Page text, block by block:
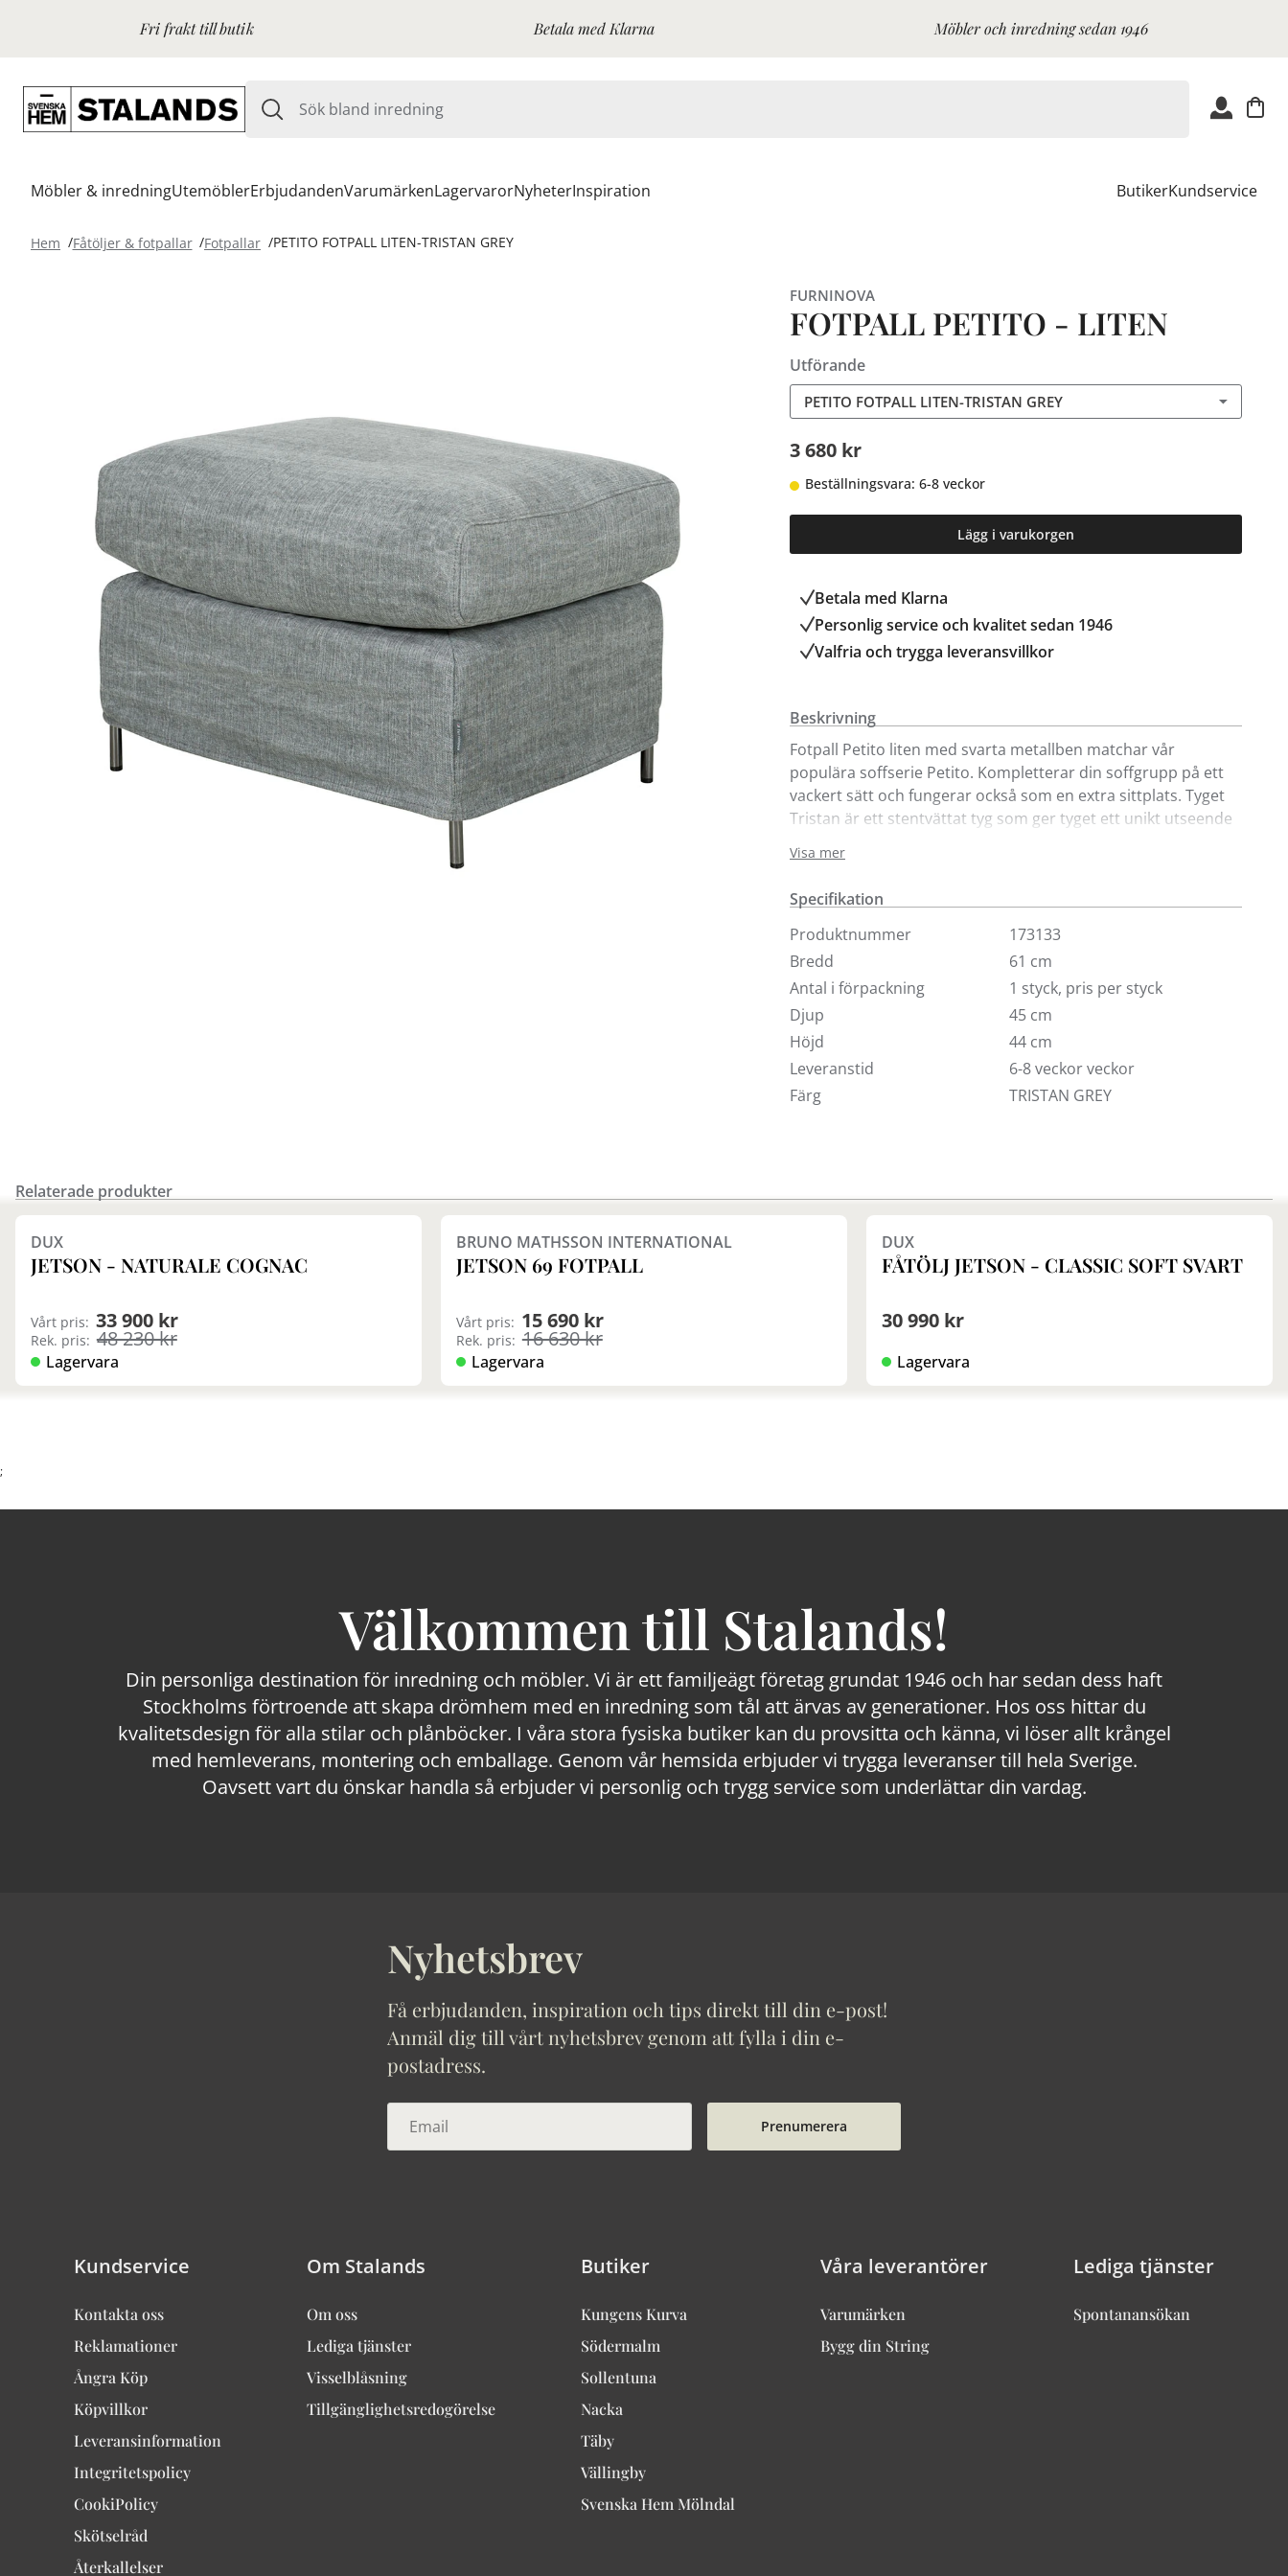
Fri frakt till butik Betala med Klarna Möbler och inredning sedan 1946
Möbler & inredningUtemöblerErbjudandenVarumärkenLagervarorNyheterInspiration ButikerKundservice
Hem Fåtöljer & fotpallar Fotpallar PETITO FOTPALL LITEN-TRISTAN GREY
FURNINOVA
FOTPALL PETITO - LITEN
Utförande
PETITO FOTPALL LITEN-TRISTAN GREY
3 680 kr
Beställningsvara: 6-8 veckor
Lägg i varukorgen
Betala med Klarna
Personlig service och kvalitet sedan 1946
Valfria och trygga leveransvillkor
Beskrivning
Fotpall Petito liten med svarta metallben matchar vår
populära soffserie Petito. Kompletterar din soffgrupp på ett
vackert sätt och fungerar också som en extra sittplats. Tyget
Tristan är ett stentvättat tyg som ger tyget ett unikt utseende
tygets charm.
För andra tyger och klädslar är du varmt välkommen att
besöka någon av våra butiker.
Visa mer
Specifikation
Produktnummer
173133
Bredd
61 cm
Antal i förpackning
1 styck, pris per styck
Djup
45 cm
Höjd
44 cm
Leveranstid
6-8 veckor veckor
Färg
TRISTAN GREY
Relaterade produkter
DUX
JETSON - NATURALE COGNAC
Vårt pris: 33 900 kr
Rek. pris: 48 230 kr
Lagervara
BRUNO MATHSSON INTERNATIONAL
JETSON 69 FOTPALL
Vårt pris: 15 690 kr
Rek. pris: 16 630 kr
Lagervara
DUX
FÅTÖLJ JETSON - CLASSIC SOFT SVART
30 990 kr
Lagervara
;
Välkommen till Stalands!
Din personliga destination för inredning och möbler. Vi är ett familjeägt företag grundat 1946 och har sedan dess haft
Stockholms förtroende att skapa drömhem med en inredning som tål att ärvas av generationer. Hos oss hittar du
kvalitetsdesign för alla stilar och plånböcker. I våra stora fysiska butiker kan du provsitta och känna, vi löser allt krångel
med hemleverans, montering och emballage. Genom vår hemsida erbjuder vi trygga leveranser till hela Sverige.
Oavsett vart du önskar handla så erbjuder vi personlig och trygg service som underlättar din vardag.
Nyhetsbrev
Få erbjudanden, inspiration och tips direkt till din e-post!
Anmäl dig till vårt nyhetsbrev genom att fylla i din e-
postadress.
Prenumerera
Kundservice
Kontakta oss
Reklamationer
Ångra Köp
Köpvillkor
Leveransinformation
Integritetspolicy
CookiPolicy
Skötselråd
Återkallelser
Om Stalands
Om oss
Lediga tjänster
Visselblåsning
Tillgänglighetsredogörelse
Butiker
Kungens Kurva
Södermalm
Sollentuna
Nacka
Täby
Vällingby
Svenska Hem Mölndal
Våra leverantörer
Varumärken
Bygg din String
Lediga tjänster
Spontanansökan